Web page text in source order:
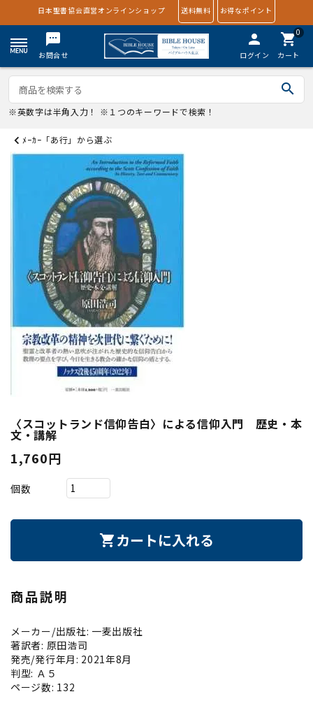
日本聖書協会直営オンラインショップ 送料無料 お得なポイント
textsms
お問合せ
person
ログイン
0
shopping_cart
カート
search
※英数字は半角入力！ ※１つのキーワードで検索！
ﾒｰｶｰ「あ行」から選ぶ
〈スコットランド信仰告白〉による信仰入門 歴史・本
文・講解
1,760円
個数
shopping_cart カートに入れる
商品説明
メーカー/出版社: 一麦出版社
著訳者: 原田浩司
発売/発行年月: 2021年8月
判型: Ａ５
ページ数: 132